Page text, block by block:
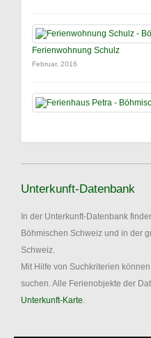
Ferienwohnung Schulz
Februar, 2016
Unterkunft-Datenbank
In der Unterkunft-Datenbank
Böhmischen Schweiz und in der
Schweiz.
Mit Hilfe von Suchkriterien
suchen. Alle Ferienobjekte der
Unterkunft-Karte.